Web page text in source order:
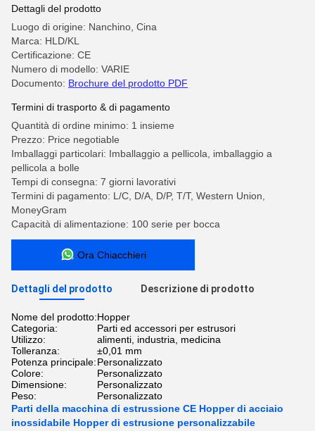
Dettagli del prodotto
Luogo di origine: Nanchino, Cina
Marca: HLD/KL
Certificazione: CE
Numero di modello: VARIE
Documento: Brochure del prodotto PDF
Termini di trasporto & di pagamento
Quantità di ordine minimo: 1 insieme
Prezzo: Price negotiable
Imballaggi particolari: Imballaggio a pellicola, imballaggio a
pellicola a bolle
Tempi di consegna: 7 giorni lavorativi
Termini di pagamento: L/C, D/A, D/P, T/T, Western Union,
MoneyGram
Capacità di alimentazione: 100 serie per bocca
Ora Chiacchieri
Dettagli del prodotto Descrizione di prodotto
Nome del prodotto:Hopper
Categoria:
Parti ed accessori per estrusori
Utilizzo:
alimenti, industria, medicina
Tolleranza:
±0,01 mm
Potenza principale:Personalizzato
Colore:
Personalizzato
Dimensione:
Personalizzato
Peso:
Personalizzato
Parti della macchina di estrussione CE Hopper di acciaio
inossidabile Hopper di estrusione personalizzabile